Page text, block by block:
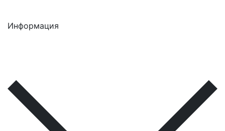
Информация